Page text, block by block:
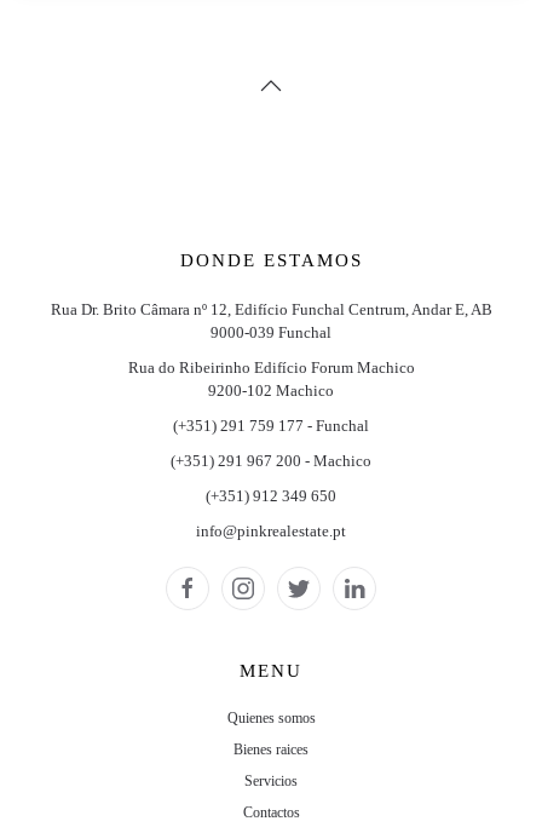
DONDE ESTAMOS
Rua Dr. Brito Câmara nº 12, Edifício Funchal Centrum, Andar E, AB
9000-039 Funchal
Rua do Ribeirinho Edifício Forum Machico
9200-102 Machico
(+351) 291 759 177 - Funchal
(+351) 291 967 200 - Machico
(+351) 912 349 650
info@pinkrealestate.pt
MENU
Quienes somos
Bienes raices
Servicios
Contactos